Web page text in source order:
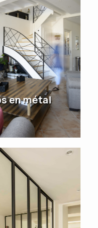
en métal